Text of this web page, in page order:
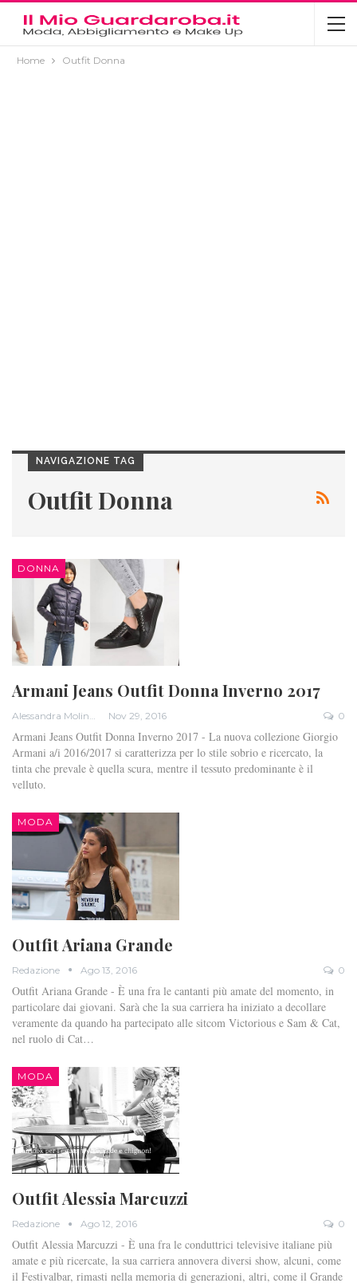
Home Outfit Donna
NAVIGAZIONE TAG
Outfit Donna
DONNA
Armani Jeans Outfit Donna Inverno 2017
Alessandra Molinari Nov 29, 2016 0
Armani Jeans Outfit Donna Inverno 2017 - La nuova collezione Giorgio
Armani a/i 2016/2017 si caratterizza per lo stile sobrio e ricercato, la
tinta che prevale è quella scura, mentre il tessuto predominante è il
velluto.
MODA
Outfit Ariana Grande
Redazione Ago 13, 2016 0
Outfit Ariana Grande - È una fra le cantanti più amate del momento, in
particolare dai giovani. Sarà che la sua carriera ha iniziato a decollare
veramente da quando ha partecipato alle sitcom Victorious e Sam & Cat,
nel ruolo di Cat…
MODA
Outfit Alessia Marcuzzi
Redazione Ago 12, 2016 0
Outfit Alessia Marcuzzi - È una fra le conduttrici televisive italiane più
amate e più ricercate, la sua carriera annovera diversi show, alcuni, come
il Festivalbar, rimasti nella memoria di generazioni, altri, come il Grande